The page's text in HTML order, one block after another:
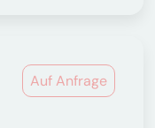
Auf Anfrage